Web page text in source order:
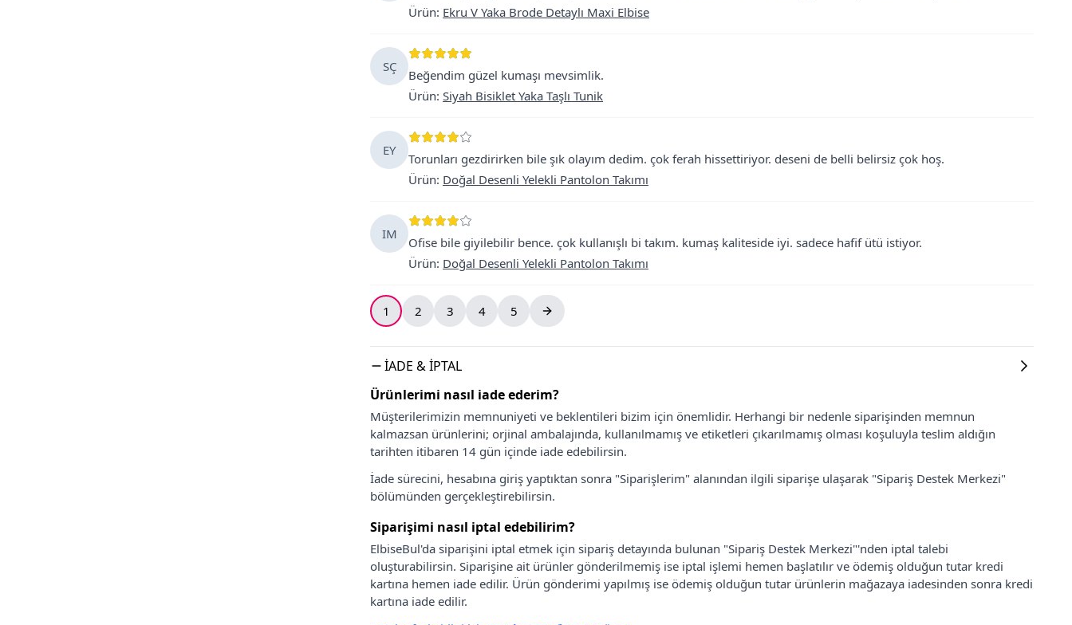
Ürün: Ekru V Yaka Brode Detaylı Maxi Elbise
SÇ
Beğendim güzel kumaşı mevsimlik.
Ürün: Siyah Bisiklet Yaka Taşlı Tunik
EY
Torunları gezdirirken bile şık olayım dedim. çok ferah hissettiriyor. deseni de belli belirsiz çok hoş.
Ürün: Doğal Desenli Yelekli Pantolon Takımı
IM
Ofise bile giyilebilir bence. çok kullanışlı bi takım. kumaş kaliteside iyi. sadece hafif ütü istiyor.
Ürün: Doğal Desenli Yelekli Pantolon Takımı
1 2 3 4 5
İADE & İPTAL
Ürünlerimi nasıl iade ederim?
Müşterilerimizin memnuniyeti ve beklentileri bizim için önemlidir. Herhangi bir nedenle siparişinden memnun
kalmazsan ürünlerini; orjinal ambalajında, kullanılmamış ve etiketleri çıkarılmamış olması koşuluyla teslim aldığın
tarihten itibaren 14 gün içinde iade edebilirsin.
İade sürecini, hesabına giriş yaptıktan sonra "Siparişlerim" alanından ilgili siparişe ulaşarak "Sipariş Destek Merkezi"
bölümünden gerçekleştirebilirsin.
Siparişimi nasıl iptal edebilirim?
ElbiseBul'da siparişini iptal etmek için sipariş detayında bulunan "Sipariş Destek Merkezi"'nden iptal talebi
oluşturabilirsin. Siparişine ait ürünler gönderilmemiş ise iptal işlemi hemen başlatılır ve ödemiş olduğun tutar kredi
kartına hemen iade edilir. Ürün gönderimi yapılmış ise ödemiş olduğun tutar ürünlerin mağazaya iadesinden sonra kredi
kartına iade edilir.